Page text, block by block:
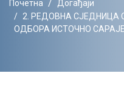
Почетна
Догађаји
2. РЕДОВНА СЈЕДНИЦА
ОДБОРА ИСТОЧНО